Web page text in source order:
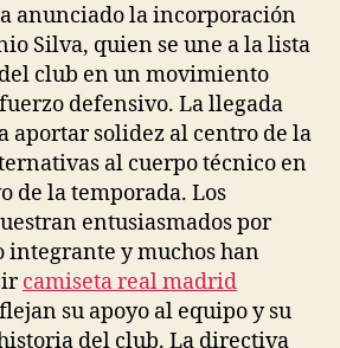
anunciado la incorporación
Silva, quien se une a la lista
club en un movimiento
defensivo. La llegada
aportar solidez al centro de la
al cuerpo técnico en
de la temporada. Los
entusiasmados por
integrante y muchos han
camiseta real madrid
su apoyo al equipo y su
del club. La directiva